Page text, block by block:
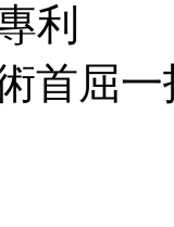
利
首屈一